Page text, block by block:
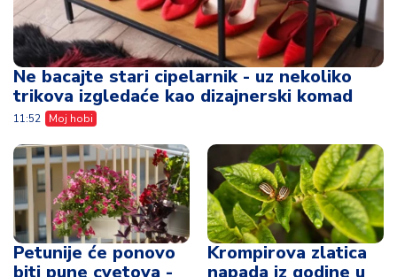
Ne bacajte stari cipelarnik - uz nekoliko
trikova izgledaće kao dizajnerski komad
11:52 Moj hobi
Petunije će ponovo
Krompirova zlatica